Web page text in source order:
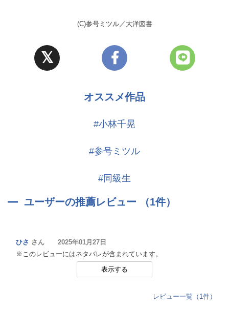
(C)参号ミツル／大洋図書
オススメ作品
#小林千晃
#参号ミツル
#同級生
ユーザーの推薦レビュー （1件）
ひさ さん 2025年01月27日
※このレビューにはネタバレが含まれています。
表示する
レビュー一覧（1件）